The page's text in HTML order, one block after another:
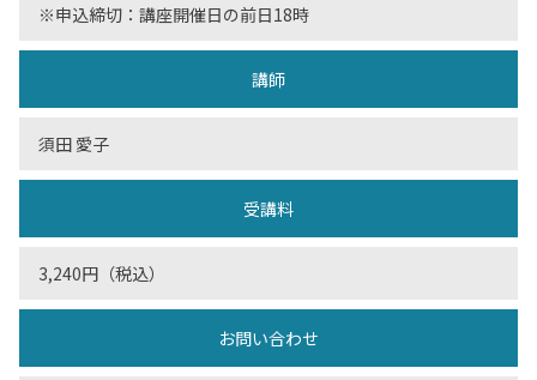
※申込締切：講座開催日の前日18時
講師
須田 愛子
受講料
3,240円（税込）
お問い合わせ